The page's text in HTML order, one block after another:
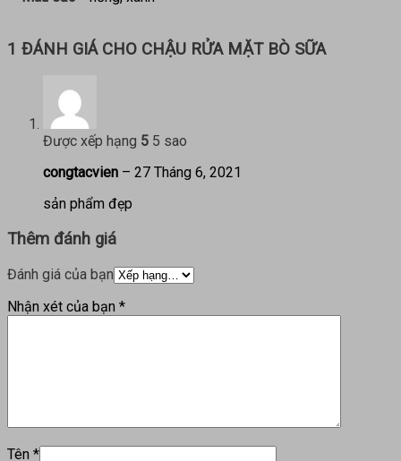
1 ĐÁNH GIÁ CHO CHẬU RỬA MẶT BÒ SỮA
Được xếp hạng 5 5 sao
congtacvien – 27 Tháng 6, 2021
sản phẩm đẹp
Thêm đánh giá
Đánh giá của bạn
Nhận xét của bạn *
Tên *